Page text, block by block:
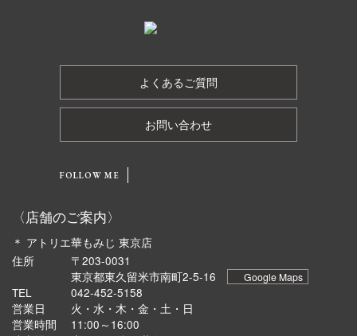
よくあるご質問
お問い合わせ
FOLLOW ME
〈店舗のご案内〉
＊ アトリエ華もみじ 東京店
住所
〒203-0031
東京都東久留米市南町2-5-16
Google Maps
TEL
042-452-5158
営業日
火・水・木・金・土・日
営業時間
11:00～16:00